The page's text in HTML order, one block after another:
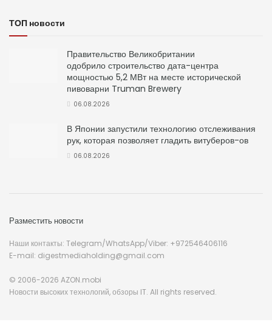
ТОП новости
Правительство Великобритании
одобрило строительство дата-центра
мощностью 5,2 МВт на месте исторической
пивоварни Truman Brewery
06.08.2026
В Японии запустили технологию отслеживания
рук, которая позволяет гладить витуберов-ов
06.08.2026
Разместить новости
Наши контакты: Telegram/WhatsApp/Viber: +972546406116
E-mail: digestmediaholding@gmail.com
© 2006-2026 AZON.mobi
Новости высоких технологий, обзоры IT. All rights reserved.